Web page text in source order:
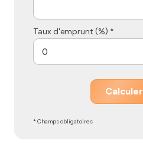
Taux d'emprunt (%) *
Calculer
* Champs obligatoires